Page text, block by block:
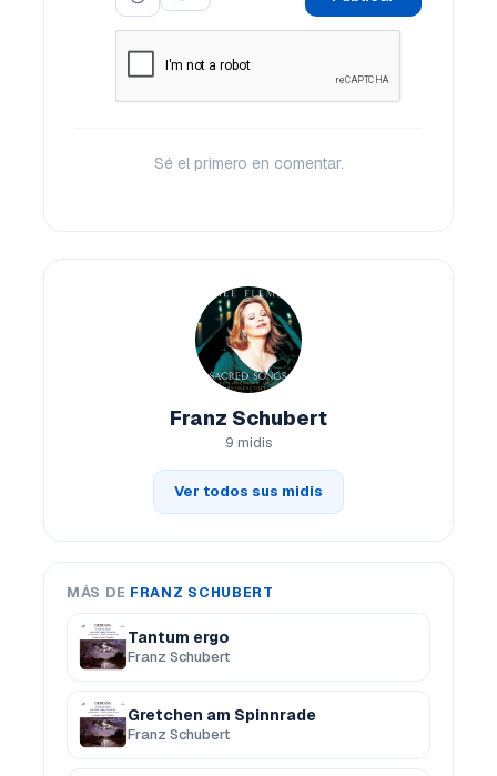
Sé el primero en comentar.
Franz Schubert
9 midis
Ver todos sus midis
MÁS DE FRANZ SCHUBERT
Tantum ergo
Franz Schubert
Gretchen am Spinnrade
Franz Schubert